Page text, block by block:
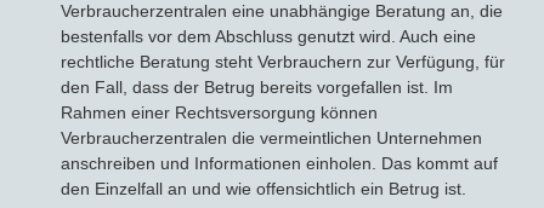
Verbraucherzentralen eine unabhängige Beratung an, die
bestenfalls vor dem Abschluss genutzt wird. Auch eine
rechtliche Beratung steht Verbrauchern zur Verfügung, für
den Fall, dass der Betrug bereits vorgefallen ist. Im
Rahmen einer Rechtsversorgung können
Verbraucherzentralen die vermeintlichen Unternehmen
anschreiben und Informationen einholen. Das kommt auf
den Einzelfall an und wie offensichtlich ein Betrug ist.